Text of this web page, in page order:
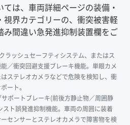
は、車両詳細ページの装備・
視界カテゴリーの、衝突被害軽
み間違い急発進抑制装置欄をご
ラッシュセーフティシステム、またはス
／衝突回避支援ブレーキ機能。単眼カメ
ステレオカメラなどで危険を検知し、衝
ート。
ポートブレーキ(前後方静止物／周囲静
スト誤発進抑制機能。車両の周囲に装着
センサーとステレオカメラで障害物を検